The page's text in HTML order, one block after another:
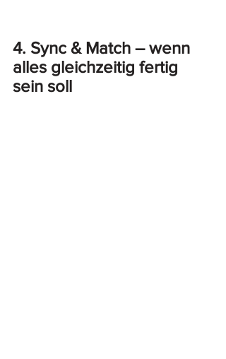
4. Sync & Match – wenn
alles gleichzeitig fertig
sein soll